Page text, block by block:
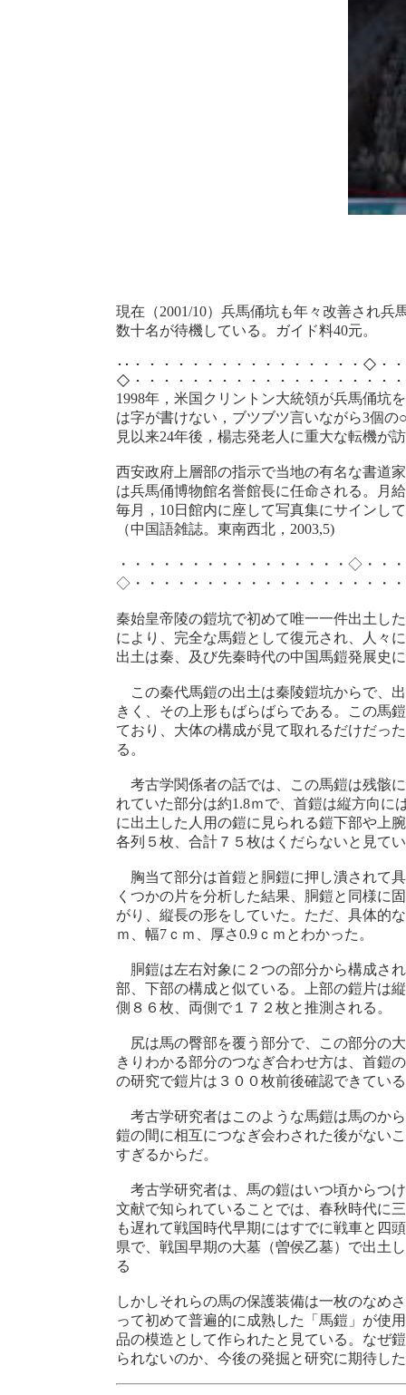
現在（2001/10）兵馬俑坑も年々改善され
数十名が待機している。ガ
･･・・・・・・・・・・・・・・・・◇・
◇・・・・・・・・・・・・・・・・・・・
1998年，米国クリントン大統領が兵馬俑坑
は字が書けない，ブツブツ言いながら3個
見以来24年後，楊志発老人に重大な転機が
西安政府上層部の指示で当地の有名な書道
は兵馬俑博物館名誉館長に任命される。月
毎月，10日館内に座して写真集にサインし
（中国語雑誌。東南西北，2003,5)
・・・・・・・・・・・・・・・・◇・・
◇・・・・・・・・・・・・・・・・・・・
秦始皇帝陵の鎧坑で初めて唯一一件出土し
により、完全な馬鎧として復元され、人々
出土は秦、及び先秦時代の中国馬鎧発展史
この秦代馬鎧の出土は秦陵鎧坑からで、
きく、その上形もばらばらである。この馬
ており、大体の構成が見て取れるだけだっ
る。
考古学関係者の話では、この馬鎧は残骸
れていた部分は約1.8ｍで、首鎧は縦方向に
に出土した人用の鎧に見られる鎧下部や上
各列５枚、合計７５枚はくだらないと見て
胸当て部分は首鎧と胴鎧に押し潰されて
くつかの片を分析した結果、胴鎧と同様に
がり、縦長の形をしていた。ただ、具体的
ｍ、幅7ｃｍ、厚さ0.9ｃｍとわかった。
胴鎧は左右対象に２つの部分から構成さ
部、下部の構成と似ている。上部の鎧片は
側８６枚、両側で１７２枚と推測される。
尻は馬の臀部を覆う部分で、この部分の
きりわかる部分のつなぎ合わせ方は、首鎧
の研究で鎧片は３００枚前後確認できてい
考古学研究者はこのような馬鎧は馬のか
鎧の間に相互につなぎ会わされた後がない
すぎるからだ。
考古学研究者は、馬の鎧はいつ頃からつ
文献で知られていることでは、春秋時代に
も遅れて戦国時代早期にはすでに戦車と四
県で、戦国早期の大墓（曽侯乙墓）で出土
る
しかしそれらの馬の保護装備は一枚のなめ
って初めて普遍的に成熟した「馬鎧」が使
品の模造として作られたと見ている。なぜ
られないのか、今後の発掘と研究に期待し